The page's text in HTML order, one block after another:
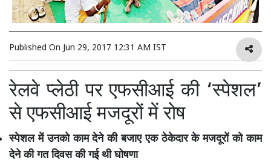
Published On Jun 29, 2017 12:31 AM IST
रेलवे प्लेठी पर एफसीआई की ‘स्पेशल’
से एफसीआई मजदूरों में रोष
स्पेशल में उनको काम देने की बजाए एक ठेकेदार के मजदूरों को काम
देने की गत दिवस की गई थी घोषणा